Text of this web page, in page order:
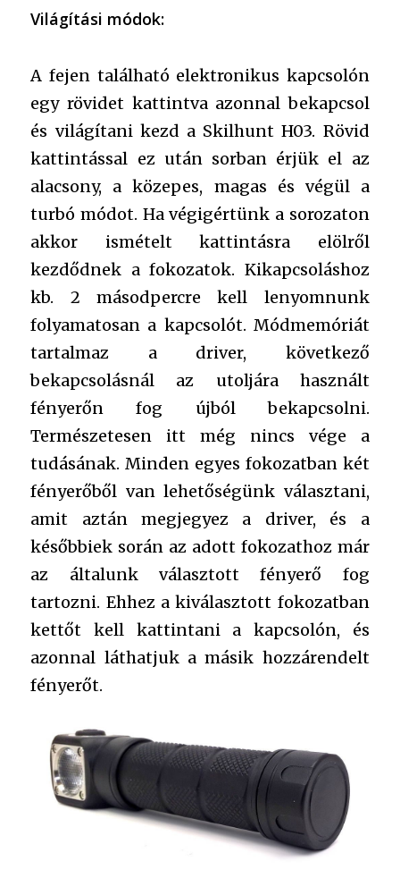
Világítási módok:
A fejen található elektronikus kapcsolón
egy rövidet kattintva azonnal bekapcsol
és világítani kezd a Skilhunt H03. Rövid
kattintással ez után sorban érjük el az
alacsony, a közepes, magas és végül a
turbó módot. Ha végigértünk a sorozaton
akkor ismételt kattintásra elölről
kezdődnek a fokozatok. Kikapcsoláshoz
kb. 2 másodpercre kell lenyomnunk
folyamatosan a kapcsolót. Módmemóriát
tartalmaz a driver, következő
bekapcsolásnál az utoljára használt
fényerőn fog újból bekapcsolni.
Természetesen itt még nincs vége a
tudásának. Minden egyes fokozatban két
fényerőből van lehetőségünk választani,
amit aztán megjegyez a driver, és a
későbbiek során az adott fokozathoz már
az általunk választott fényerő fog
tartozni. Ehhez a kiválasztott fokozatban
kettőt kell kattintani a kapcsolón, és
azonnal láthatjuk a másik hozzárendelt
fényerőt.